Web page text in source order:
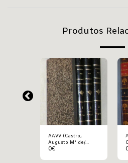
Produtos
AAVV (Castro,
Augusto Mª de/
Augusto, Antº
0€